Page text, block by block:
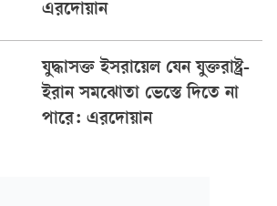
এরদোয়ান
যুদ্ধাসক্ত ইসরায়েল যেন যুক্তরাষ্ট্র-
ইরান সমঝোতা ভেস্তে দিতে না
পারে: এরদোয়ান